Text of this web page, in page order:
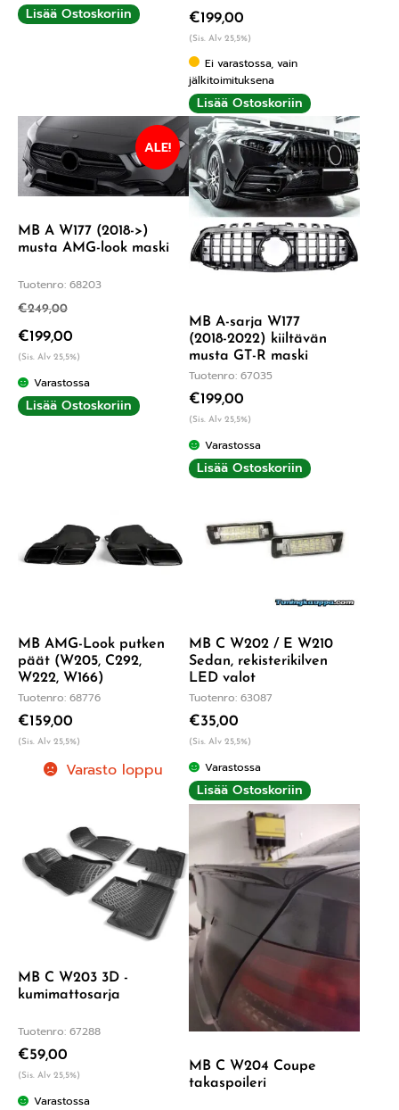
Lisää Ostoskoriin €199,00
(Sis. Alv 25,5%)
Ei varastossa, vain
jälkitoimituksena
Lisää Ostoskoriin
MB A W177 (2018->)
musta AMG-look maski
Tuotenro: 68203
ALE!
€249,00
€199,00
(Sis. Alv 25,5%)
Varastossa
Lisää Ostoskoriin
MB A-sarja W177
(2018-2022) kiiltävän
musta GT-R maski
Tuotenro: 67035
€199,00
(Sis. Alv 25,5%)
Varastossa
Lisää Ostoskoriin
MB AMG-Look putken
päät (W205, C292,
W222, W166)
Tuotenro: 68776
€159,00
(Sis. Alv 25,5%)
Varasto loppu
MB C W202 / E W210
Sedan, rekisterikilven
LED valot
Tuotenro: 63087
€35,00
(Sis. Alv 25,5%)
Varastossa
Lisää Ostoskoriin
MB C W203 3D -
kumimattosarja
Tuotenro: 67288
€59,00
(Sis. Alv 25,5%)
Varastossa
MB C W204 Coupe
takaspoileri